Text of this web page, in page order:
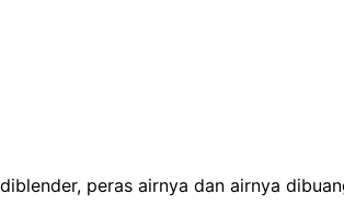
peras airnya dan airnya